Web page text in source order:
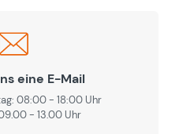
eine E-Mail
08:00 - 18:00 Uhr
- 13.00 Uhr